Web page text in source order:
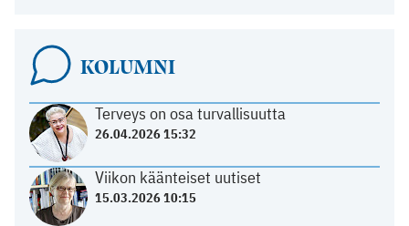
KOLUMNI
Terveys on osa turvallisuutta
26.04.2026 15:32
Viikon käänteiset uutiset
15.03.2026 10:15